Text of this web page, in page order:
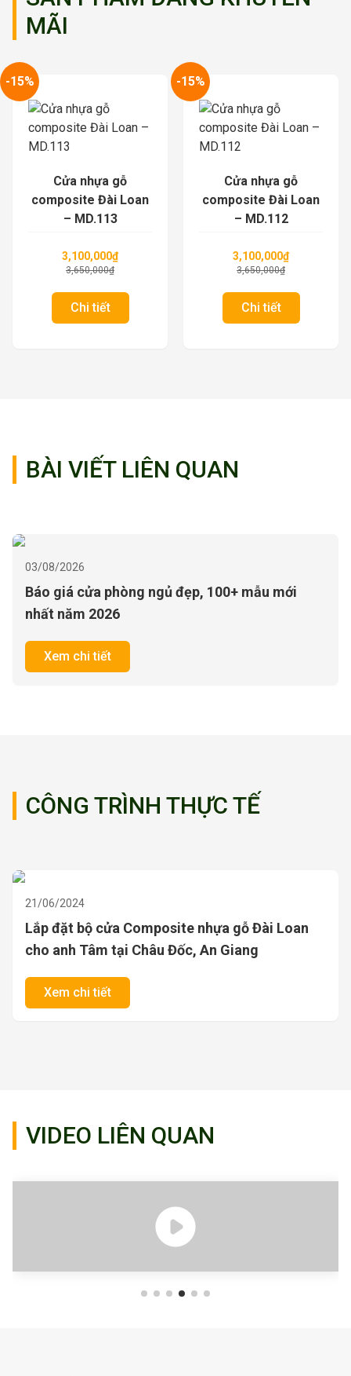
MÃI
-15%
Cửa nhựa gỗ
composite Đài Loan
– MD.113
3,100,000₫
3,650,000₫
Chi tiết
-15%
Cửa nhựa gỗ
composite Đài Loan
– MD.112
3,100,000₫
3,650,000₫
Chi tiết
BÀI VIẾT LIÊN QUAN
03/08/2026
Báo giá cửa phòng ngủ đẹp, 100+ mẫu mới
nhất năm 2026
Xem chi tiết
CÔNG TRÌNH THỰC TẾ
21/06/2024
Lắp đặt bộ cửa Composite nhựa gỗ Đài Loan
cho anh Tâm tại Châu Đốc, An Giang
Xem chi tiết
VIDEO LIÊN QUAN